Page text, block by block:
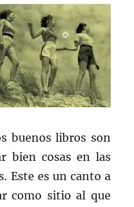
buenos libros son
bien cosas en las
Este es un canto a
como sitio al que